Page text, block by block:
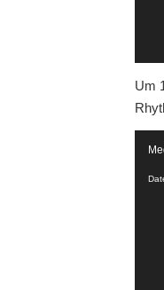
Um